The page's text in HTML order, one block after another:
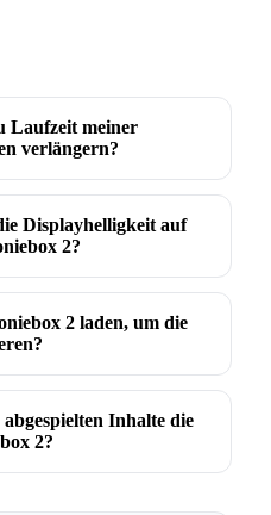
Laufzeit meiner
verlängern?
Displayhelligkeit auf
2?
2 laden, um die
Inhalte die
2?